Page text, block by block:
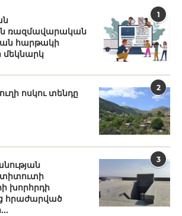
1
ռազմավարական
հարթակի
մեկնարկ
2
ոսկու տենդը
3
խորհրդի
հրաժարված